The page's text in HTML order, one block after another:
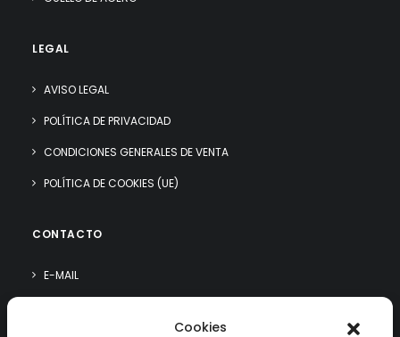
Cookies
LEGAL
AVISO LEGAL
POLÍTICA DE PRIVACIDAD
CONDICIONES GENERALES DE VENTA
POLÍTICA DE COOKIES (UE)
CONTACTO
E-MAIL